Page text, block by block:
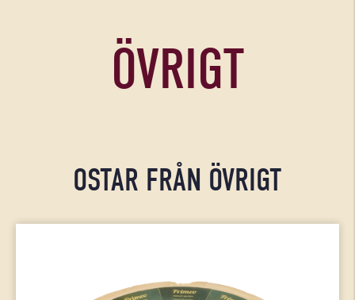
ÖVRIGT
OSTAR FRÅN ÖVRIGT